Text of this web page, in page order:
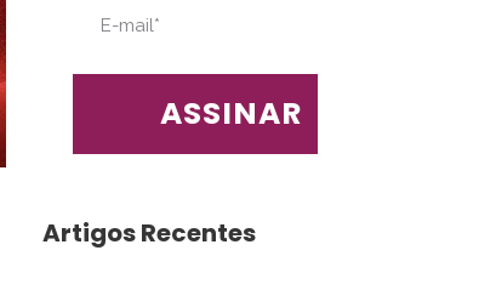
Artigos Recentes